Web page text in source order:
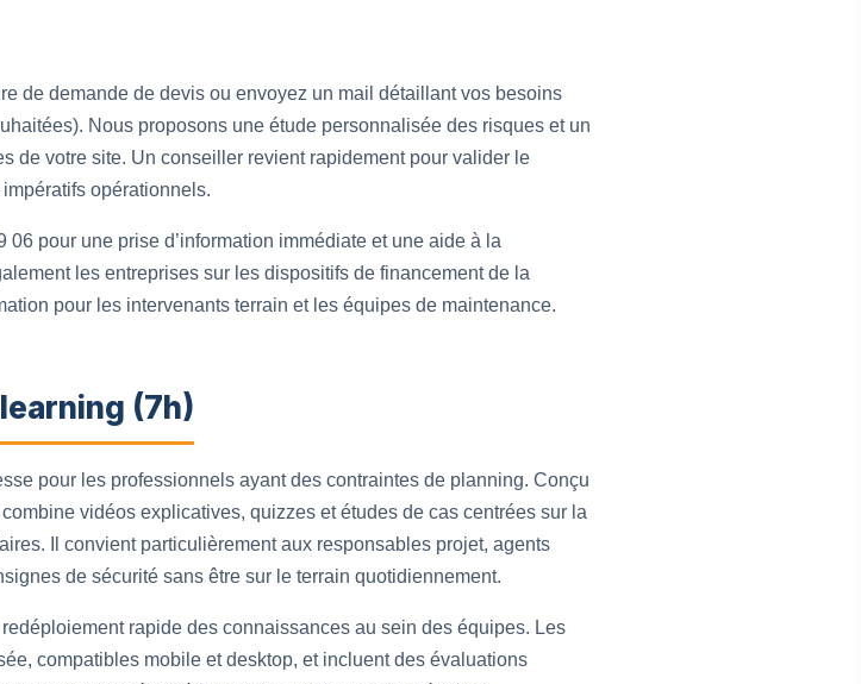
de demande de devis ou envoyez un mail détaillant vos besoins
Nous proposons une étude personnalisée des risques et un
de votre site. Un conseiller revient rapidement pour valider le
opérationnels.
pour une prise d’information immédiate et une aide à la
les entreprises sur les dispositifs de financement de la
pour les intervenants terrain et les équipes de maintenance.
(7h)
pour les professionnels ayant des contraintes de planning. Conçu
vidéos explicatives, quizzes et études de cas centrées sur la
Il convient particulièrement aux responsables projet, agents
de sécurité sans être sur le terrain quotidiennement.
rapide des connaissances au sein des équipes. Les
compatibles mobile et desktop, et incluent des évaluations